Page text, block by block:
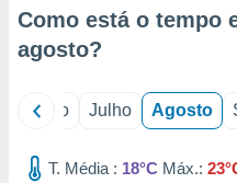
estudos
e
Como está o tempo
agosto?
Junho Julho Agosto
T. Média : 18°C Máx.: